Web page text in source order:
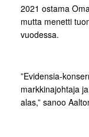
2021 ostama
mutta menetti
vuodessa.
”Evidensia-
markkinajohtaja
alas,” sanoo